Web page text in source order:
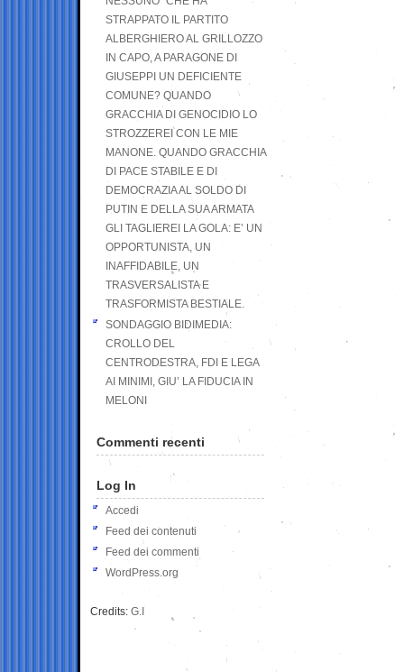
STRAPPATO IL PARTITO
ALBERGHIERO AL GRILLOZZO
IN CAPO, A PARAGONE DI
GIUSEPPI UN DEFICIENTE
COMUNE? QUANDO
GRACCHIA DI GENOCIDIO LO
STROZZEREI CON LE MIE
MANONE. QUANDO GRACCHIA
DI PACE STABILE E DI
DEMOCRAZIA AL SOLDO DI
PUTIN E DELLA SUA ARMATA
GLI TAGLIEREI LA GOLA: E’ UN
OPPORTUNISTA, UN
INAFFIDABILE, UN
TRASVERSALISTA E
TRASFORMISTA BESTIALE.
SONDAGGIO BIDIMEDIA:
CROLLO DEL
CENTRODESTRA, FDI E LEGA
AI MINIMI, GIU’ LA FIDUCIA IN
MELONI
Commenti recenti
Log In
Accedi
Feed dei contenuti
Feed dei commenti
WordPress.org
Credits: G.I